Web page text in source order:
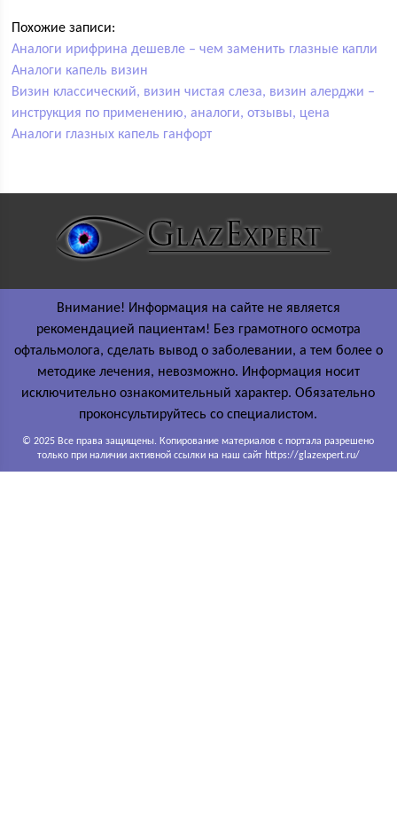
Похожие записи:
Аналоги ирифрина дешевле – чем заменить глазные капли
Аналоги капель визин
Визин классический, визин чистая слеза, визин алерджи –
инструкция по применению, аналоги, отзывы, цена
Аналоги глазных капель ганфорт
Внимание! Информация на сайте не является
рекомендацией пациентам! Без грамотного осмотра
офтальмолога, сделать вывод о заболевании, а тем более о
методике лечения, невозможно. Информация носит
исключительно ознакомительный характер. Обязательно
проконсультируйтесь со специалистом.
© 2025 Все права защищены. Копирование материалов с портала разрешено
только при наличии активной ссылки на наш сайт https://glazexpert.ru/